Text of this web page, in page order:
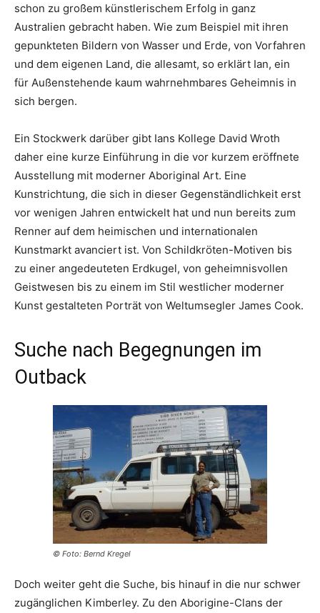
schon zu großem künstlerischem Erfolg in ganz
Australien gebracht haben. Wie zum Beispiel mit ihren
gepunkteten Bildern von Wasser und Erde, von Vorfahren
und dem eigenen Land, die allesamt, so erklärt Ian, ein
für Außenstehende kaum wahrnehmbares Geheimnis in
sich bergen.
Ein Stockwerk darüber gibt Ians Kollege David Wroth
daher eine kurze Einführung in die vor kurzem eröffnete
Ausstellung mit moderner Aboriginal Art. Eine
Kunstrichtung, die sich in dieser Gegenständlichkeit erst
vor wenigen Jahren entwickelt hat und nun bereits zum
Renner auf dem heimischen und internationalen
Kunstmarkt avanciert ist. Von Schildkröten-Motiven bis
zu einer angedeuteten Erdkugel, von geheimnisvollen
Geistwesen bis zu einem im Stil westlicher moderner
Kunst gestalteten Porträt von Weltumsegler James Cook.
Suche nach Begegnungen im
Outback
© Foto: Bernd Kregel
Doch weiter geht die Suche, bis hinauf in die nur schwer
zugänglichen Kimberley. Zu den Aborigine-Clans der